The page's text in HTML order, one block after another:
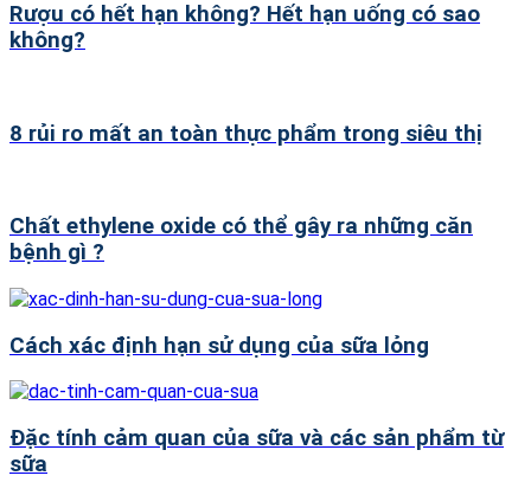
Rượu có hết hạn không? Hết hạn uống có sao
không?
8 rủi ro mất an toàn thực phẩm trong siêu thị
Chất ethylene oxide có thể gây ra những căn
bệnh gì ?
Cách xác định hạn sử dụng của sữa lỏng
Đặc tính cảm quan của sữa và các sản phẩm từ
sữa